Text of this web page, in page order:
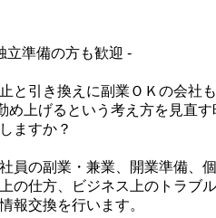
立準備の方も歓迎 -
と引き換えに副業ＯＫの会社
め上げるという考え方を見直
ますか？
員の副業・兼業、開業準備、
の仕方、ビジネス上のトラブ
報交換を行います。